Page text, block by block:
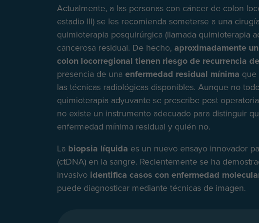
Actualmente, a las personas con cáncer de colon
estadio III) se les recomienda someterse a una
quimioterapia posquirúrgica (llamada quimioterapia
cancerosa residual. De hecho, aproximadamente
colon locorregional tienen riesgo de recurrencia
presencia de una enfermedad residual mínima
las técnicas radiológicas disponibles. Aunque no
quimioterapia adyuvante se prescribe post
no existe un instrumento adecuado para distinguir
enfermedad mínima residual y quién no.
La biopsia líquida es un nuevo ensayo innovador
(ctDNA) en la sangre. Recientemente se ha
invasivo identifica casos con enfermedad
puede diagnosticar mediante técnicas de imagen.